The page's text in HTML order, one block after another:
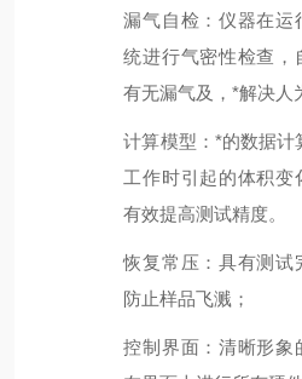
漏气自检：仪器在运
统进行气密性检查，
有无漏气及，*解决人
计算模型：*的数据
工作时引起的体积变
有效提高测试精度。
恢复常压：具有测试
防止样品飞溅；
控制界面：清晰形象